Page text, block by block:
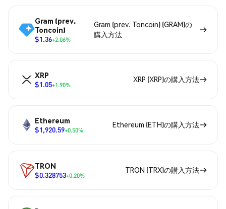
Gram (prev.
Toncoin)
$1.36+2.06%
Gram (prev. Toncoin) (GRAM)の
購入方法
XRP
$1.05+1.90%
XRP (XRP)の購入方法
Ethereum
$1,920.59+0.50%
Ethereum (ETH)の購入方法
TRON
$0.328753+0.20%
TRON (TRX)の購入方法